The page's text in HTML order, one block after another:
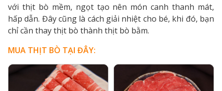
với thịt bò mềm, ngọt tạo nên món canh thanh mát,
hấp dẫn. Đây cũng là cách giải nhiệt cho bé, khi đó, bạn
chỉ cần thay thịt bò thành thịt bò bằm.
MUA THỊT BÒ TẠI ĐÂY: